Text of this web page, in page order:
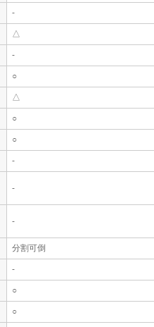
-
△
-
○
△
○
○
-
-
-
分割可倒
-
○
○